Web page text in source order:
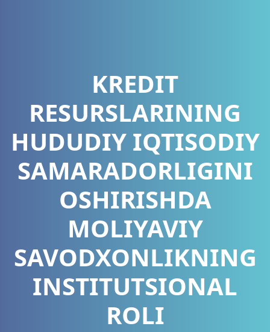
KREDIT
RESURSLARINING
HUDUDIY IQTISODIY
SAMARADORLIGINI
OSHIRISHDA
MOLIYAVIY
SAVODXONLIKNING
INSTITUTSIONAL
ROLI